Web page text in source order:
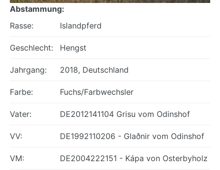
Abstammung:
Rasse:
Islandpferd
Geschlecht: Hengst
Jahrgang: 2018, Deutschland
Farbe: Fuchs/Farbwechsler
Vater: DE2012141104 Grisu vom Odinshof
VV: DE1992110206 - Glaðnir vom Odinshof
VM: DE2004222151 - Kápa von Osterbyholz